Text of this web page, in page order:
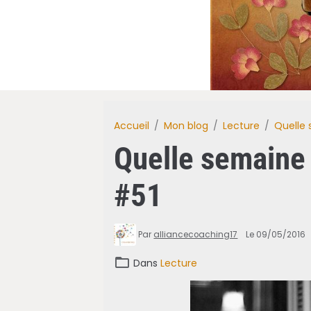
Accueil Mon blog Lecture Quelle
Quelle
#51
Par alliancecoaching17 Le 09/05/2016
DansLecture